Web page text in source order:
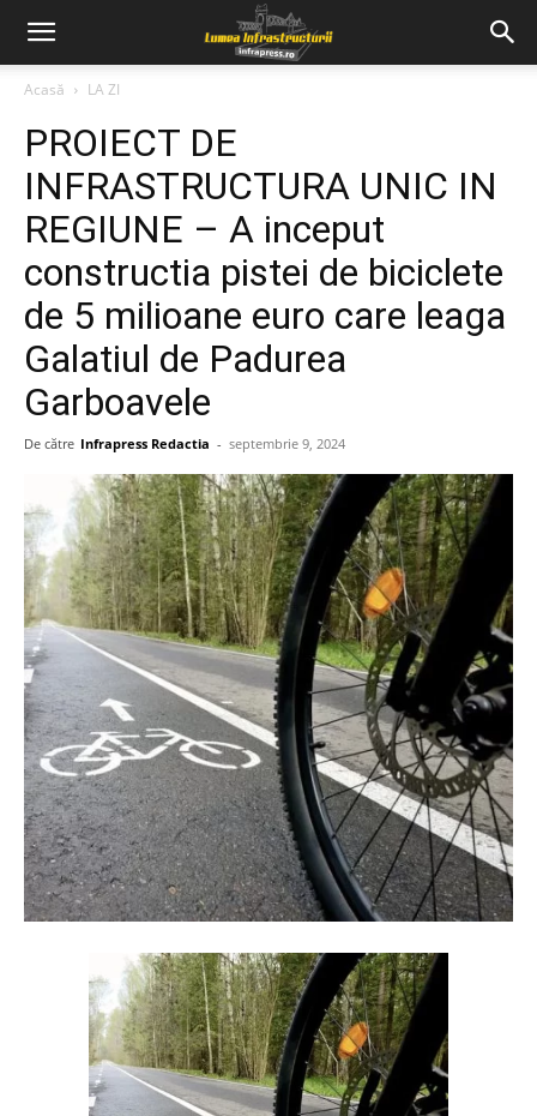
Acasă LA ZI
PROIECT DE
INFRASTRUCTURA UNIC IN
REGIUNE – A inceput
constructia pistei de biciclete
de 5 milioane euro care leaga
Galatiul de Padurea
Garboavele
De către Infrapress Redactia - septembrie 9, 2024